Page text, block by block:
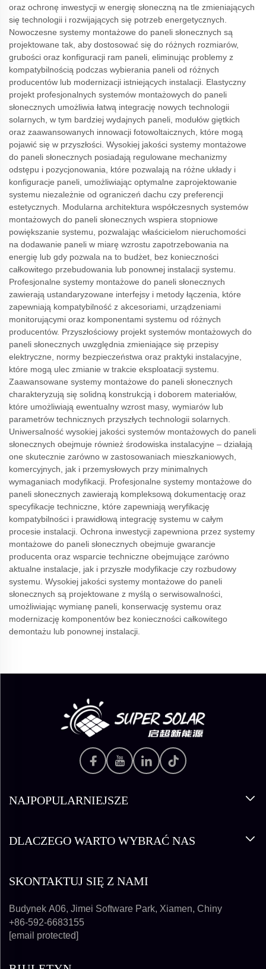
oraz ochronę inwestycji w energię słoneczną na tle zmieniających
się technologii i rozwijających się potrzeb energetycznych.
Nowoczesne systemy montażowe do paneli słonecznych są
projektowane tak, aby dostosować się do różnych rozmiarów,
grubości oraz konfiguracji ram paneli, eliminując problemy z
kompatybilnością podczas wybierania paneli od różnych
producentów lub modernizacji istniejących instalacji. Elastyczny
projekt profesjonalnych systemów montażowych do paneli
słonecznych umożliwia łatwą integrację nowych technologii
solarnych, w tym bardziej wydajnych paneli, modułów giętkich
oraz zaawansowanych innowacji fotowoltaicznych, które mogą
pojawić się w przyszłości. Wysokiej jakości systemy montażowe
do paneli słonecznych posiadają regulowane mechanizmy
odstępu i pozycjonowania, które pozwalają na różne układy i
konfiguracje paneli, umożliwiając optymalne zaprojektowanie
systemu niezależnie od ograniczeń dachu czy preferencji
estetycznych. Modularna architektura współczesnych systemów
montażowych do paneli słonecznych wspiera stopniowe
powiększanie systemu, pozwalając właścicielom nieruchomości
na dodawanie paneli w miarę wzrostu zapotrzebowania na
energię lub gdy pozwala na to budżet, bez konieczności
całkowitego przebudowania lub ponownej instalacji systemu.
Profesjonalne systemy montażowe do paneli słonecznych
zawierają ustandaryzowane interfejsy i metody łączenia, które
zapewniają kompatybilność z akcesoriami, urządzeniami
monitorującymi oraz komponentami systemu od różnych
producentów. Przyszłościowy projekt systemów montażowych do
paneli słonecznych uwzględnia zmieniające się przepisy
elektryczne, normy bezpieczeństwa oraz praktyki instalacyjne,
które mogą ulec zmianie w trakcie eksploatacji systemu.
Zaawansowane systemy montażowe do paneli słonecznych
charakteryzują się solidną konstrukcją i doborem materiałów,
które umożliwiają ewentualny wzrost masy, wymiarów lub
parametrów technicznych przyszłych technologii solarnych.
Uniwersalność wysokiej jakości systemów montażowych do paneli
słonecznych obejmuje również środowiska instalacyjne – działają
one skutecznie zarówno w zastosowaniach mieszkaniowych,
komercyjnych, jak i przemysłowych przy minimalnych
wymaganiach modyfikacji. Profesjonalne systemy montażowe do
paneli słonecznych zawierają kompleksową dokumentację oraz
specyfikacje techniczne, które zapewniają weryfikację
kompatybilności i prawidłową integrację systemu w całym
procesie instalacji. Ochrona inwestycji zapewniona przez systemy
montażowe do paneli słonecznych obejmuje gwarancje
producenta oraz wsparcie techniczne obejmujące zarówno
aktualne instalacje, jak i przyszłe modyfikacje czy rozbudowy
systemu. Wysokiej jakości systemy montażowe do paneli
słonecznych są projektowane z myślą o serwisowalności,
umożliwiając wymianę paneli, konserwację systemu oraz
modernizację komponentów bez konieczności całkowitego
demontażu lub ponownej instalacji.
NAJPOPULARNIEJSZE
DLACZEGO WARTO WYBRAĆ NAS
SKONTAKTUJ SIĘ Z NAMI
Budynek A06, Jimei Software Park, Xiamen, Chiny
+86-592-6683155
[email protected]